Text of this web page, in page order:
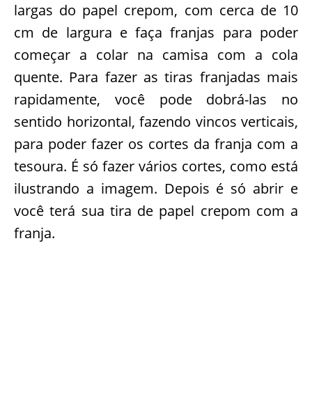
largas do papel crepom, com cerca de 10
cm de largura e faça franjas para poder
começar a colar na camisa com a cola
quente. Para fazer as tiras franjadas mais
rapidamente, você pode dobrá-las no
sentido horizontal, fazendo vincos verticais,
para poder fazer os cortes da franja com a
tesoura. É só fazer vários cortes, como está
ilustrando a imagem. Depois é só abrir e
você terá sua tira de papel crepom com a
franja.